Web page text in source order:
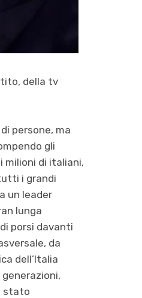
della tv
persone, ma
gli
milioni di italiani,
i grandi
un leader
lunga
porsi davanti
da
dell’Italia
stato